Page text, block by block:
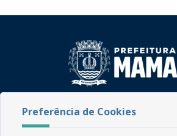
CEP: 58.280-000 - Mamanguape/PB
Preferência de Cookies